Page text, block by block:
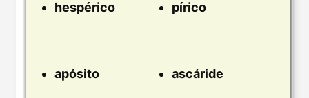
hespérico pírico
apósito ascáride